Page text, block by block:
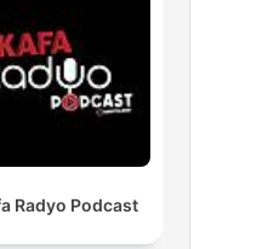
Radyo Podcast